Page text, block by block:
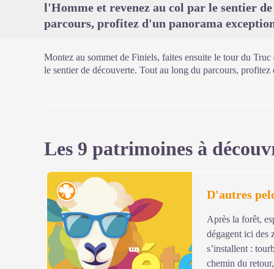
l'Homme et revenez au col par le sentier
parcours, profitez d'un panorama
Montez au sommet de Finiels, faites ensuite le tour du
le sentier de découverte. Tout au long du parcours,
Les 9 patrimoines à
Flore D'autres
Après la forêt,
dégagent ici des
s’installent :
chemin du